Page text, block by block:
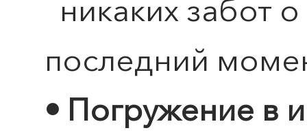
никаких забот
последний
• Погружение в